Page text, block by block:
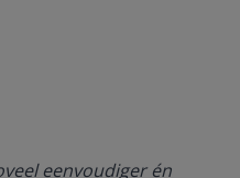
eenvoudiger én